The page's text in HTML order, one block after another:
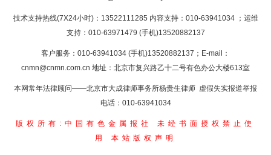
技术支持热线(7X24小时)：13522111285 内容支持：010-63941034 ；运维
支持：010-63971479 (手机)13520882137
客户服务：010-63941034 (手机)13520882137；E-mail：
cnmn@cnmn.com.cn 地址：北京市复兴路乙十二号有色办公大楼613室
本网常年法律顾问——北京市大成律师事务所杨贵生律师 虚假失实报道举报
电话：010-63941034
版权所有:中国有色金属报社
未经书面授权禁止使
用 本站版权声明